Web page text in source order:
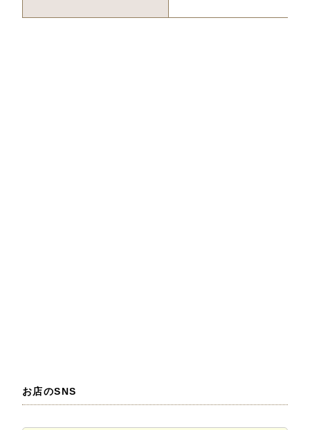
お店のSNS